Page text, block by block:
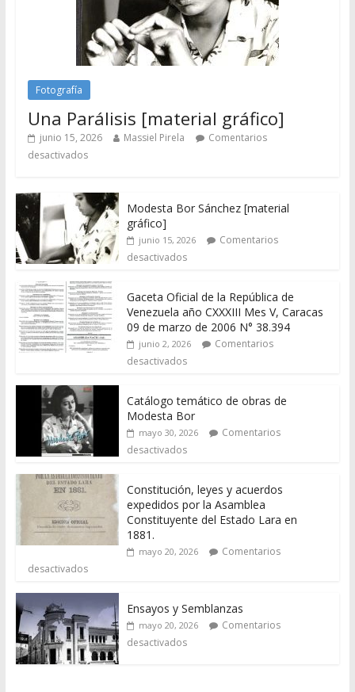
Fotografía
Una Parálisis [material gráfico]
junio 15, 2026 Massiel Pirela
Comentarios
desactivados
Modesta Bor Sánchez [material
gráfico]
junio 15, 2026
Comentarios
desactivados
Gaceta Oficial de la República de
Venezuela año CXXXIII Mes V, Caracas
09 de marzo de 2006 N° 38.394
junio 2, 2026
Comentarios
desactivados
Catálogo temático de obras de
Modesta Bor
mayo 30, 2026
Comentarios
desactivados
Constitución, leyes y acuerdos
expedidos por la Asamblea
Constituyente del Estado Lara en
1881.
mayo 20, 2026
Comentarios
desactivados
Ensayos y Semblanzas
mayo 20, 2026
Comentarios
desactivados